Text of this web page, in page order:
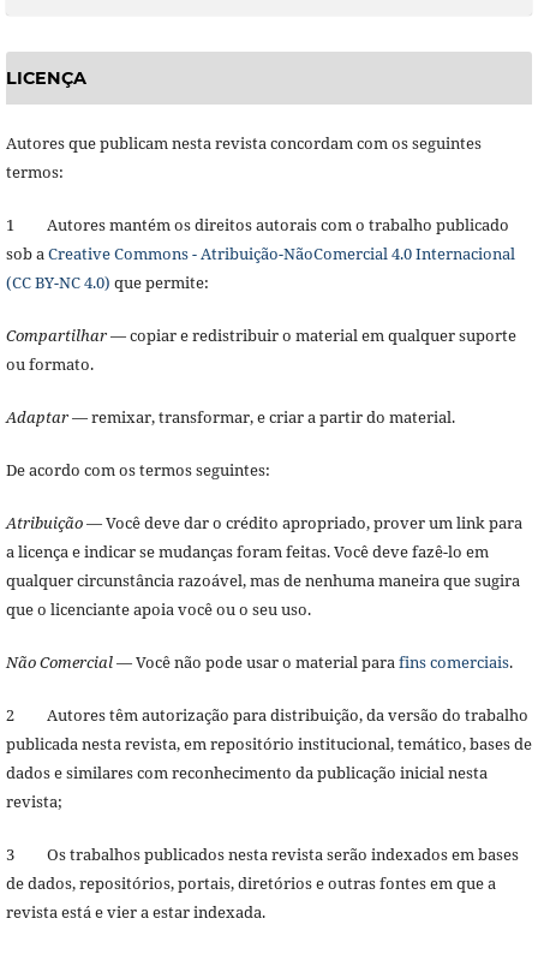
LICENÇA
Autores que publicam nesta revista concordam com os seguintes
termos:
1 Autores mantém os direitos autorais com o trabalho publicado
sob aCreative Commons - Atribuição-NãoComercial 4.0 Internacional
(CC BY-NC 4.0) que permite:
Compartilhar— copiar e redistribuir o material em qualquer suporte
ou formato.
Adaptar— remixar, transformar, e criar a partir do material.
De acordo com os termos seguintes:
Atribuição— Você deve dar o crédito apropriado, prover um link para
a licença e indicar se mudanças foram feitas. Você deve fazê-lo em
qualquer circunstância razoável, mas de nenhuma maneira que sugira
que o licenciante apoia você ou o seu uso.
Não Comercial— Você não pode usar o material parafins comerciais.
2 Autores têm autorização para distribuição, da versão do trabalho
publicada nesta revista, em repositório institucional, temático, bases de
dados e similares com reconhecimento da publicação inicial nesta
revista;
3 Os trabalhos publicados nesta revista serão indexados em bases
de dados, repositórios, portais, diretórios e outras fontes em que a
revista está e vier a estar indexada.